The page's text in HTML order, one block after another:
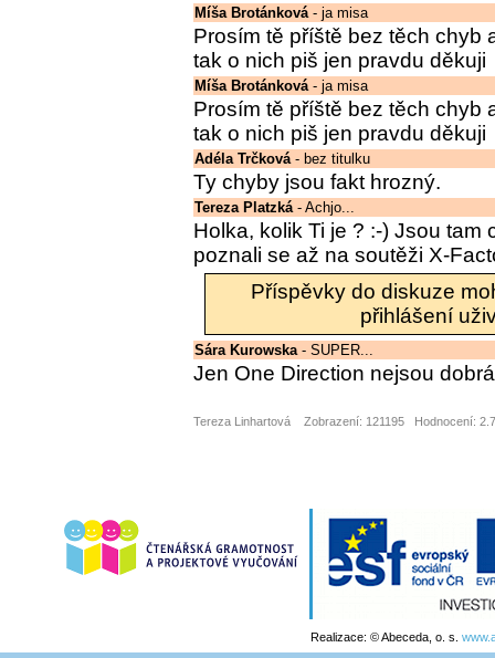
Míša Brotánková - ja misa
Prosím tě příště bez těch chyb
tak o nich piš jen pravdu děkuji
Míša Brotánková - ja misa
Prosím tě příště bez těch chyb
tak o nich piš jen pravdu děkuji
Adéla Trčková - bez titulku
Ty chyby jsou fakt hrozný.
Tereza Platzká - Achjo...
Holka, kolik Ti je ? :-) Jsou
poznali se až na soutěži X-
Příspěvky do diskuze
přihlášení
Sára Kurowska - SUPER...
Jen One Direction nejsou
Tereza Linhartová Zobrazení: 121195 Hodnocení:
Realizace: © Abeceda, o. s.